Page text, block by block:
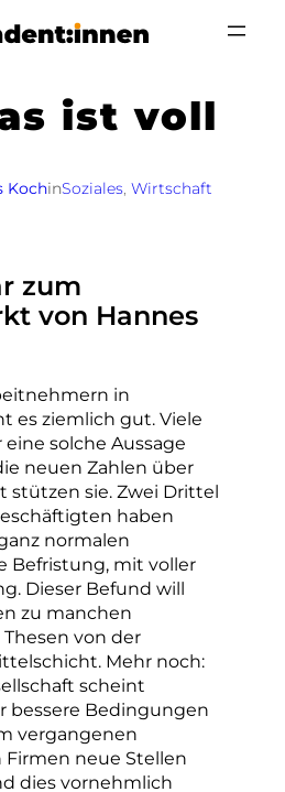
ist voll
KochinSoziales, Wirtschaft
zum
von Hannes
in
es ziemlich gut. Viele
solche Aussage
neuen Zahlen über
stützen sie. Zwei Drittel
haben
normalen
Befristung, mit voller
Dieser Befund will
zu manchen
von der
Mehr noch:
scheint
bessere Bedingungen
vergangenen
Firmen neue Stellen
dies vornehmlich